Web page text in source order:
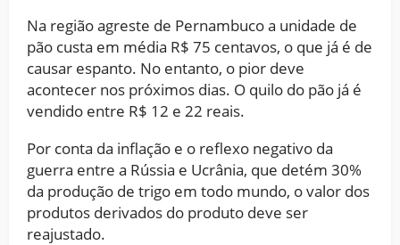
Na região agreste de Pernambuco a unidade de
pão custa em média R$ 75 centavos, o que já é de
causar espanto. No entanto, o pior deve
acontecer nos próximos dias. O quilo do pão já é
vendido entre R$ 12 e 22 reais.
Por conta da inflação e o reflexo negativo da
guerra entre a Rússia e Ucrânia, que detém 30%
da produção de trigo em todo mundo, o valor dos
produtos derivados do produto deve ser
reajustado.